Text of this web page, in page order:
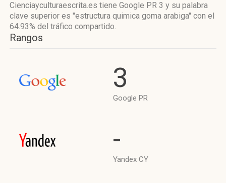
Cienciayculturaescrita.es tiene Google PR 3 y su palabra
clave superior es "estructura quimica goma arabiga" con el
64.93% del tráfico compartido.
Rangos
3
Google PR
-
Yandex CY